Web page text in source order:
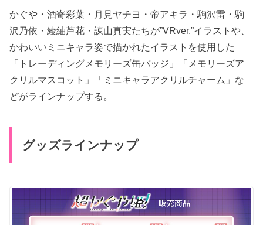
かぐや・酒寄彩葉・月見ヤチヨ・帝アキラ・駒沢雷・駒
沢乃依・綾紬芦花・諌山真実たちが”VRver.”イラストや、
かわいいミニキャラ姿で描かれたイラストを使用した
「トレーディングメモリーズ缶バッジ」「メモリーズア
クリルマスコット」「ミニキャラアクリルチャーム」な
どがラインナップする。
グッズラインナップ